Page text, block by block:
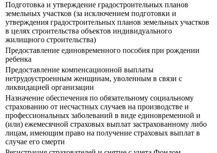
Подготовка и утверждение градостроительных планов
земельных участков (за исключением подготовки и
утверждения градостроительных планов земельных участков
в целях строительства объектов индивидуального
жилищного строительства)
Предоставление единовременного пособия при рождении
ребенка
Предоставление компенсационной выплаты
нетрудоустроенным женщинам, уволенным в связи с
ликвидацией организации
Назначение обеспечения по обязательному социальному
страхованию от несчастных случаев на производстве и
профессиональных заболеваний в виде единовременной и
(или) ежемесячной страховых выплат застрахованному либо
лицам, имеющим право на получение страховых выплат в
случае его смерти